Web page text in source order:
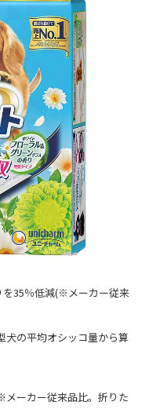
を35％低減(※メーカー従来
犬の平均オシッコ量から算
メーカー従来品比。折りた